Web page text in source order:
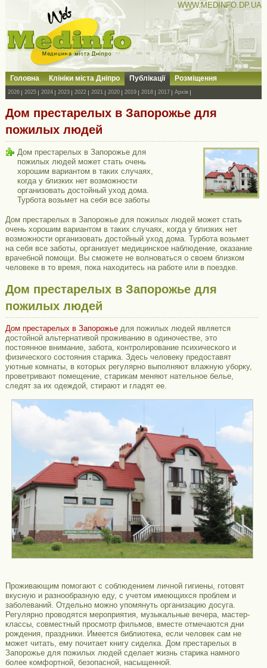
WWW.MEDINFO.DP.UA
Головна Клініки міста Дніпро Публікації Розміщення
2026 2025 2024 2023 2022 2021 2020 2019 2018 2017 Архів
Дом престарелых в Запорожье для
пожилых людей
Дом престарелых в Запорожье для
пожилых людей может стать очень
хорошим вариантом в таких случаях,
когда у близких нет возможности
организовать достойный уход дома.
Турбота возьмет на себя все заботы
Дом престарелых в Запорожье для пожилых людей может стать
очень хорошим вариантом в таких случаях, когда у близких нет
возможности организовать достойный уход дома. Турбота возьмет
на себя все заботы, организует медицинское наблюдение, оказание
врачебной помощи. Вы сможете не волноваться о своем близком
человеке в то время, пока находитесь на работе или в поездке.
Дом престарелых в Запорожье для
пожилых людей
Дом престарелых в Запорожьедля пожилых людей является
достойной альтернативой проживанию в одиночестве, это
постоянное внимание, забота, контролирование психического и
физического состояния старика. Здесь человеку предоставят
уютные комнаты, в которых регулярно выполняют влажную уборку,
проветривают помещение, старикам меняют нательное белье,
следят за их одеждой, стирают и гладят ее.
Проживающим помогают с соблюдением личной гигиены, готовят
вкусную и разнообразную еду, с учетом имеющихся проблем и
заболеваний. Отдельно можно упомянуть организацию досуга.
Регулярно проводятся мероприятия, музыкальные вечера, мастер-
классы, совместный просмотр фильмов, вместе отмечаются дни
рождения, праздники. Имеется библиотека, если человек сам не
может читать, ему почитает книгу сиделка. Дом престарелых в
Запорожье для пожилых людей сделает жизнь старика намного
более комфортной, безопасной, насыщенной.